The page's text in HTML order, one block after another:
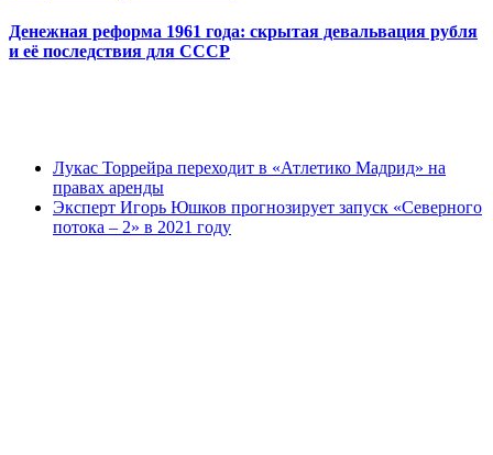
Денежная реформа 1961 года: скрытая девальвация рубля
и её последствия для СССР
Лукас Торрейра переходит в «Атлетико Мадрид» на
правах аренды
Эксперт Игорь Юшков прогнозирует запуск «Северного
потока – 2» в 2021 году